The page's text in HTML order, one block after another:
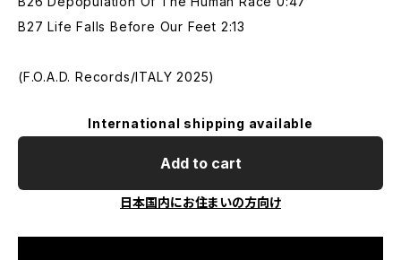
B27 Life Falls Before Our Feet 2:13
(F.O.A.D. Records/ITALY 2025)
International shipping available
Add to cart
日本国内にお住まいの方向け